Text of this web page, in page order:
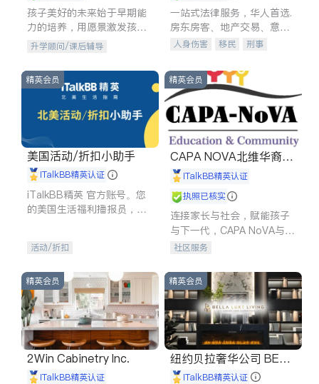
孩子美好的未来始于早期能
力的培养，用愿景激发孩子
的学习潜力和动力。理念：
拥有成长型心态是成功的基
石。
升学顾问/课后辅导
一站式法律服务，华人首选.
房东房客、地产交易、意外
伤害、车祸重伤、商业诉
建筑合同、刑事案件全包办
人身伤害 移民
刑事
信托/遗嘱
商业
索赔
律师-其它 保释
精英会员
美国活动/折扣小助手
iTalkBB精英认证
iTalkBB精英 官方账号。您
的美国生活福利播报员，精
专属福利。
活动/折扣
精英会员
CAPA NOVA北维华裔家
长会iTalkBB精英认证
执照已核实
连接家长与社会，赋能孩子
与下一代，CAPA NoVA与您
携手建设包容、公平、充满
社区服务
精英会员
2Win Cabinetry Inc.
iTalkBB精英认证
精英会员
纽约贝拉奢华公司 BELL
A LUXE
iTalkBB精英认证